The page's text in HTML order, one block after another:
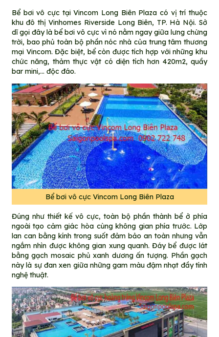
Bể bơi vô cực tại Vincom Long Biên Plaza có vị trí thuộc
khu đô thị Vinhomes Riverside Long Biên, TP. Hà Nội. Sở
dĩ gọi đây là bể bơi vô cực vì nó nằm ngay giữa lưng chừng
trời, bao phủ toàn bộ phần nóc nhà của trung tâm thương
mại Vincom. Đặc biệt, bể còn được tích hợp với những khu
chức năng, thảm thực vật có diện tích hơn 420m2, quầy
bar mini,… độc đáo.
Bể bơi vô cực Vincom Long Biên Plaza
Đúng như thiết kế vô cực, toàn bộ phần thành bể ở phía
ngoài tạo cảm giác hòa cùng không gian phía trước. Lớp
lan can bằng kính trong suốt đảm bảo an toàn nhưng vẫn
ngắm nhìn được không gian xung quanh. Đáy bể được lát
bằng gạch mosaic phủ xanh dương ấn tượng. Phần gạch
này là sự đan xen giữa những gam màu đậm nhạt đầy tính
nghệ thuật.